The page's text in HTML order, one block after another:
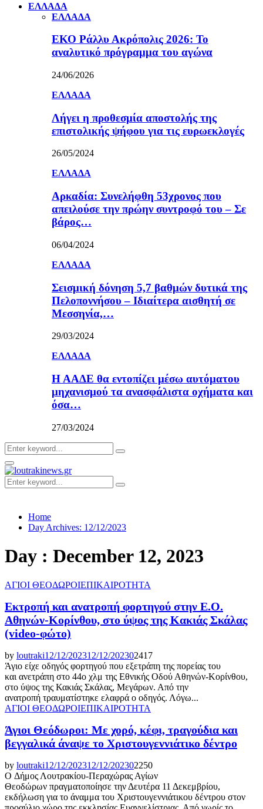
ΕΛΛΑΔΑ
ΕΛΛΑΔΑ
ΕΚΟ Ράλλυ Ακρόπολις 2026: Το
αναλυτικό πρόγραμμα του αγώνα
24/06/2026
ΕΛΛΑΔΑ
Λήγει η προθεσμία αποστολής της
επιστολικής ψήφου για τις ευρωεκλογές
26/05/2024
ΕΛΛΑΔΑ
Αρκαδία: Συνελήφθη 53χρονος που
απειλούσε την πρώην συντροφό του – Σε
βάρος…
06/04/2024
ΕΛΛΑΔΑ
Σεισμική δόνηση 5,7 βαθμών δυτικά της
Πελοποννήσου – Ιδιαίτερα αισθητή σε
Μεσσηνία,…
29/03/2024
ΕΛΛΑΔΑ
Η ΑΑΔΕ θα εντοπίζει μέσω αυτόματου
μηχανισμού τα ανασφάλιστα οχήματα και
όσα…
27/03/2024
Search
for:
Search
Primary
Menu
Search
for:
Search
Home
Day Archives: 12/12/2023
Day : December 12, 2023
ΑΓΙΟΙ ΘΕΟΔΩΡΟΙΕΠΙΚΑΙΡΟΤΗΤΑ
Εκτροπή και ανατροπή φορτηγού στην Ε.Ο.
Αθηνών-Κορίνθου, στο ύψος της Κακιάς Σκάλας
(video-φώτο)
by loutraki12/12/202312/12/202302417
Άγιο είχε οδηγός φορτηγού που εξετράπη της πορείας του
και ανετράπη στο 44ο χλμ της Εθνικής Οδού Αθηνών-Κορίνθου,
στο ύψος της Κακιάς Σκάλας, Μεγάρων. Από την
ανατροπή τραυματίστηκε ελαφρά o οδηγός. Λόγω...
ΑΓΙΟΙ ΘΕΟΔΩΡΟΙΕΠΙΚΑΙΡΟΤΗΤΑ
Άγιοι Θεόδωροι: Με χορό, κέφι, τραγούδια και
βεγγαλικά άναψε το Χριστουγεννιάτικο δέντρο
by loutraki12/12/202312/12/202302250
Ο Δήμος Λουτρακίου-Περαχώρας Αγίων
Θεοδώρων πραγματοποίησε την Δευτέρα 11 Δεκεμβρίου,
εκδήλωση για το άναμμα του Χριστουγεννιάτικου δέντρου στον